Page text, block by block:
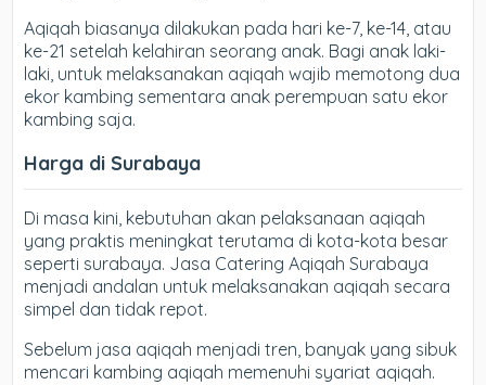
Aqiqah biasanya dilakukan pada hari ke-7, ke-14, atau
ke-21 setelah kelahiran seorang anak. Bagi anak laki-
laki, untuk melaksanakan aqiqah wajib memotong dua
ekor kambing sementara anak perempuan satu ekor
kambing saja.
Harga di Surabaya
Di masa kini, kebutuhan akan pelaksanaan aqiqah
yang praktis meningkat terutama di kota-kota besar
seperti surabaya. Jasa Catering Aqiqah Surabaya
menjadi andalan untuk melaksanakan aqiqah secara
simpel dan tidak repot.
Sebelum jasa aqiqah menjadi tren, banyak yang sibuk
mencari kambing aqiqah memenuhi syariat aqiqah.